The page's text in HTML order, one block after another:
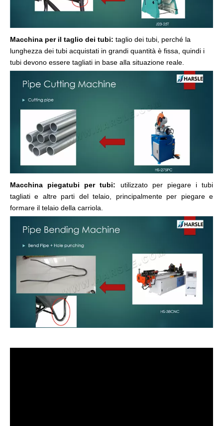
Macchina per il taglio dei tubi: taglio dei tubi, perché la
lunghezza dei tubi acquistati in grandi quantità è fissa, quindi i
tubi devono essere tagliati in base alla situazione reale.
Macchina piegatubi per tubi: utilizzato per piegare i tubi
tagliati e altre parti del telaio, principalmente per piegare e
formare il telaio della carriola.